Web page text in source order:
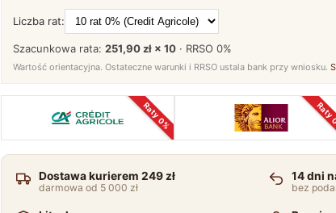
Liczba rat:
Szacunkowa rata: 251,90 zł × 10· RRSO 0%
Wartość orientacyjna. Ostateczne warunki i RRSO ustala bank przy wniosku.
Raty 0%
Dostawa kurierem 249 zł
darmowa od 5 000 zł
14 dni
bez